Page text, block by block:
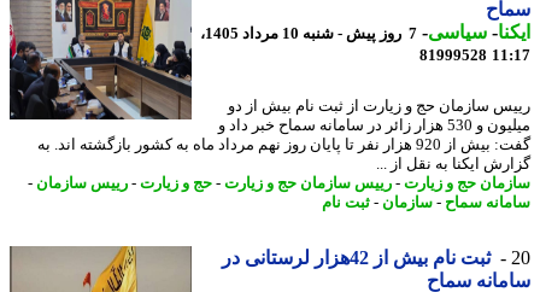
-سیاسی-
7 روز پیش - شنبه 10 مرداد 1405،
81999528
سازمان حج و زیارت از ثبت نام بیش از دو
میلیون و 530 هزار زائر در سامانه سماح خبر داد و
گفت: بیش از 920 هزار نفر تا پایان روز نهم مرداد ماه به کشور بازگشته اند. به
ایکنا به نقل از ...
حج و زیارت- رییس سازمان حج و زیارت- حج و زیارت- رییس سازمان -
سماح-سازمان -ثبت نام
ثبت نام بیش از 42هزار لرستانی در
سماح